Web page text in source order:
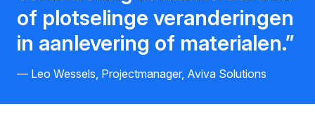
of plotselinge veranderingen
in aanlevering of materialen.
Leo Wessels, Projectmanager, Aviva Solutions